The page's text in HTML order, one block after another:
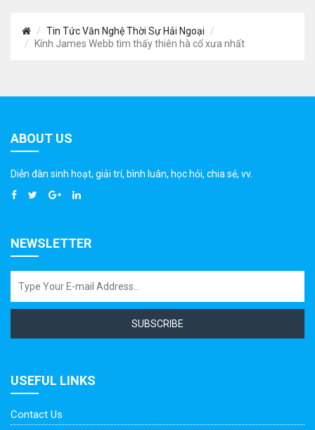
Tin Tức Văn Nghệ Thời Sự Hải Ngoại
Kính James Webb tìm thấy thiên hà cổ xưa nhất
ABOUT US
Diễn đàn sinh hoạt, giải trí, bình luân, học hỏi, chia sẻ, vv.
NEWSLETTER
SUBSCRIBE
USEFUL LINKS
Contact Us